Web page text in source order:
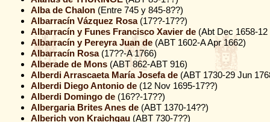
Alba de Chalon (Entre 745 y 845-8??)
Albarracín Vázquez Rosa(17??-17??)
Albarracín y Funes Francisco Xavier de (Abt Dec 1658-
Albarracín y Pereyra Juan de (ABT 1602-A Apr 1662)
Albarracín Rosa(17??-A 1766)
Alberade de Mons (ABT 862-ABT 916)
Alberdi Arrascaeta María Josefa de (ABT 1730-29 Jun
Alberdi Diego Antonio de (12 Nov 1695-17??)
Alberdi Domingo de (16??-17??)
Albergaria Brites Anes de (ABT 1370-14??)
Alberich von Kraichgau (ABT 730-7??)